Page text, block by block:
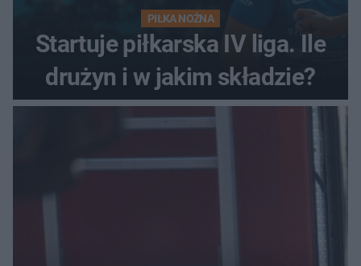
PIŁKA NOŻNA
Startuje piłkarska IV liga. Ile
drużyn i w jakim składzie?